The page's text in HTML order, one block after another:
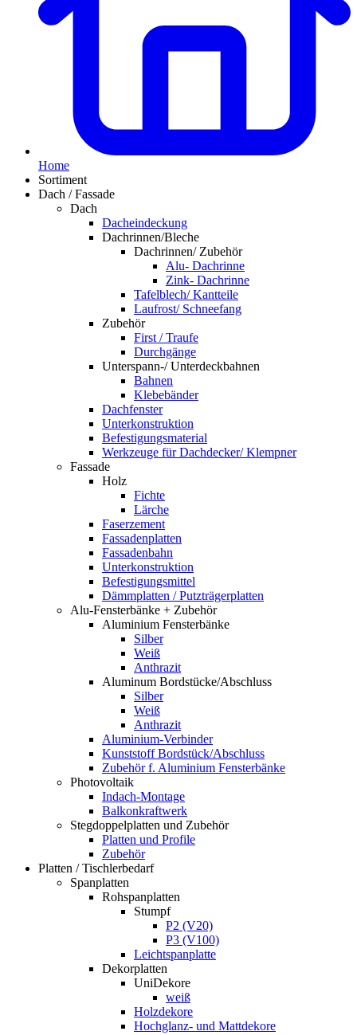
Home
Sortiment
Dach / Fassade
Dach
Dacheindeckung
Dachrinnen/Bleche
Dachrinnen/ Zubehör
Alu- Dachrinne
Zink- Dachrinne
Tafelblech/ Kantteile
Laufrost/ Schneefang
Zubehör
First / Traufe
Durchgänge
Unterspann-/ Unterdeckbahnen
Bahnen
Klebebänder
Dachfenster
Unterkonstruktion
Befestigungsmaterial
Werkzeuge für Dachdecker/ Klempner
Fassade
Holz
Fichte
Lärche
Faserzement
Fassadenplatten
Fassadenbahn
Unterkonstruktion
Befestigungsmittel
Dämmplatten / Putzträgerplatten
Alu-Fensterbänke + Zubehör
Aluminium Fensterbänke
Silber
Weiß
Anthrazit
Aluminum Bordstücke/Abschluss
Silber
Weiß
Anthrazit
Aluminium-Verbinder
Kunststoff Bordstück/Abschluss
Zubehör f. Aluminium Fensterbänke
Photovoltaik
Indach-Montage
Balkonkraftwerk
Stegdoppelplatten und Zubehör
Platten und Profile
Zubehör
Platten / Tischlerbedarf
Spanplatten
Rohspanplatten
Stumpf
P2 (V20)
P3 (V100)
Leichtspanplatte
Dekorplatten
UniDekore
weiß
Holzdekore
Hochglanz- und Mattdekore